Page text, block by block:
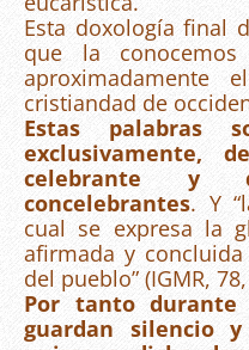
Esta doxología final
que la
cristiandad de
Estas palabras
exclusivamente,
celebrante y
concelebrantes. Y
cual se expresa la
afirmada y
del pueblo” (IGMR,
Por tanto
guardan silencio